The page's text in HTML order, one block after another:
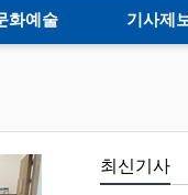
화예술 기사제
최신기사